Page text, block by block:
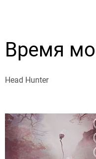
Время
Head Hunter